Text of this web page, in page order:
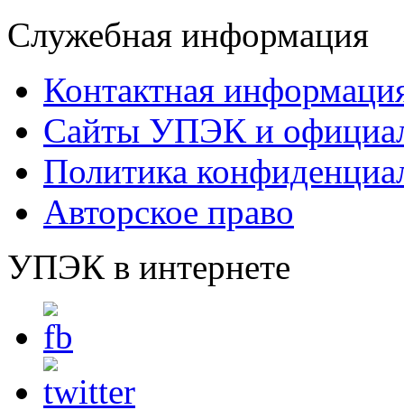
Служебная информация
Контактная
Сайты УПЭК и
Политика
Авторское право
УПЭК в интернете